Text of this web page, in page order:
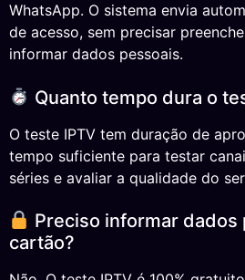
WhatsApp. O sistema envia
de acesso, sem precisar
informar dados pessoais.
Quanto tempo dura o
O teste IPTV tem duração de
tempo suficiente para testar
séries e avaliar a qualidade do
Preciso informar dados
cartão?